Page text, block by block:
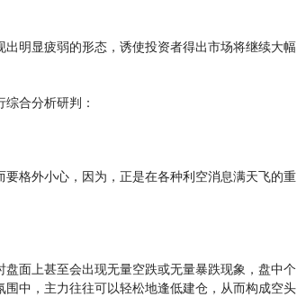
明显疲弱的形态，诱使投资者得出市场将继续大幅
合分析研判：
格外小心，因为，正是在各种利空消息满天飞的重
面上甚至会出现无量空跌或无量暴跌现象，盘中个
中，主力往往可以轻松地逢低建仓，从而构成空头